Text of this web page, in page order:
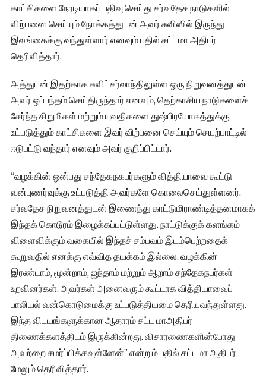
காட்சிகளை நேரடியாகப் பதிவு செய்து சர்வதேச நாடுகளில்
விற்பனை செய்யும் நோக்கத்துடன் அவர் சுவிஸில் இருந்து
இலங்கைக்கு வந்துள்ளார் எனவும் பதில் சட்டமா அதிபர்
தெரிவித்தார்.
அத்துடன் இதற்காக சுவிட்சர்லாந்திலுள்ள ஒரு நிறுவனத்துடன்
அவர் ஒப்பந்தம் செய்திருந்தார் எனவும், தெற்காசிய நாடுகளைச்
சேர்ந்த சிறுமிகள் மற்றும் யுவதிகளை துஷ்பிரயோகத்துக்கு
உட்படுத்தும் காட்சிகளை இவர் விற்பனை செய்யும் செயற்பாட்டில்
ஈடுபட்டு வந்தார் எனவும் அவர் குறிப்பிட்டார்.
“வழக்கின் ஒன்பது சந்தேகநகபர்களும் வித்தியாவை கூட்டு
வன்புணர்வுக்கு உட்படுத்தி அவர்களே கொலைசெய்துள்ளனர்.
சர்வதேச நிறுவனத்துடன் இணைந்து காட்டுமிராண்டித்தனமாகக்
இந்தக் கொடூரம் இழைக்கப்பட்டுள்ளது. நாட்டுக்குக் களங்கம்
விளைவிக்கும் வகையில் இந்தச் சம்பவம் இடம்பெற்றதைக்
கூறுவதில் எனக்கு எவ்வித தயக்கம் இல்லை. வழக்கின்
இரண்டாம், மூன்றாம், ஐந்தாம் மற்றும் ஆறாம் சந்தேகநபர்கள்
உறவினர்கள். அவர்கள் அனைவரும் கூட்டாக வித்தியாவைப்
பாலியல் வன்கொடுமைக்கு உட்படுத்தியமை தெரியவந்துள்ளது.
இந்த விடயங்களுக்கான ஆதாரம் சட்ட மாஅதிபர்
திணைக்களத்திடம் இருக்கின்றது. விசாரணைகளின்போது
அவற்றை சமர்ப்பிக்கவுள்ளேன்” என்றும் பதில் சட்டமா அதிபர்
மேலும் தெரிவித்தார்.